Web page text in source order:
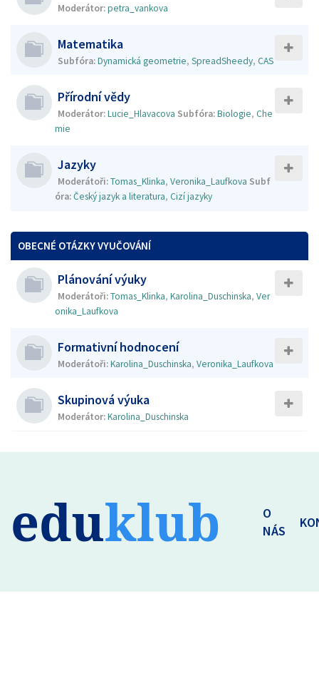
Moderátor:petra_vankova
Matematika
Subfóra:Dynamická geometrie, SpreadSheedy, CAS
Přírodní vědy
Moderátor:Lucie_Hlavacova Subfóra:Biologie, Che
mie
Jazyky
Moderátoři:Tomas_Klinka, Veronika_Laufkova Subf
óra:Český jazyk a literatura, Cizí jazyky
OBECNÉ OTÁZKY VYUČOVÁNÍ
Plánování výuky
Moderátoři:Tomas_Klinka, Karolina_Duschinska, Ver
onika_Laufkova
Formativní hodnocení
Moderátoři:Karolina_Duschinska, Veronika_Laufkova
Skupinová výuka
Moderátor:Karolina_Duschinska
eduklub
O
NÁS